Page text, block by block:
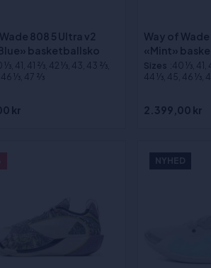
808 5 Ultra v2
basketballsko
41, 41 2⁄3, 42 1⁄3, 43, 43 2⁄3,
1⁄3, 47 2⁄3
kr
Way of
«Mint»
Sizes :40 1⁄3, 41,
44 1⁄3, 45, 46 1⁄3,
2.399,00 kr
NYHED